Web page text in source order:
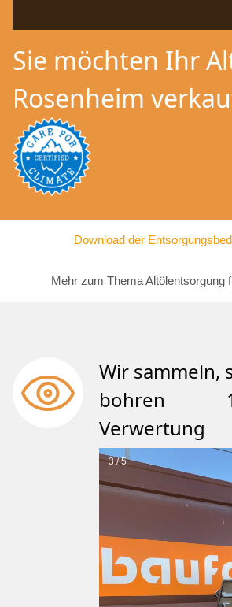
Sie möchten Ihr
Rosenheim
Download der
Mehr zum Thema Altölentsorgung
Wir sammeln,
bohren
Verwertung
3 / 5